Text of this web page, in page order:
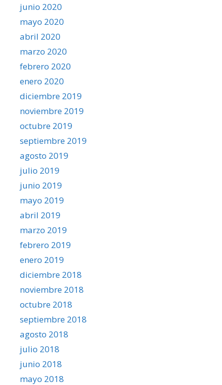
junio 2020
mayo 2020
abril 2020
marzo 2020
febrero 2020
enero 2020
diciembre 2019
noviembre 2019
octubre 2019
septiembre 2019
agosto 2019
julio 2019
junio 2019
mayo 2019
abril 2019
marzo 2019
febrero 2019
enero 2019
diciembre 2018
noviembre 2018
octubre 2018
septiembre 2018
agosto 2018
julio 2018
junio 2018
mayo 2018